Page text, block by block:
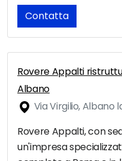
Contatta
Rovere Appalti
Albano
Via Virgilio, Albano
Rovere Appalti, con
un'impresa